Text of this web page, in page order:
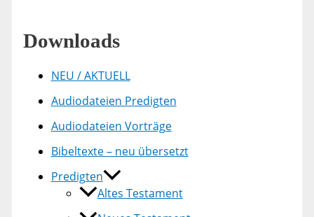
Downloads
NEU / AKTUELL
Audiodateien Predigten
Audiodateien Vorträge
Bibeltexte – neu übersetzt
Predigten
Altes Testament